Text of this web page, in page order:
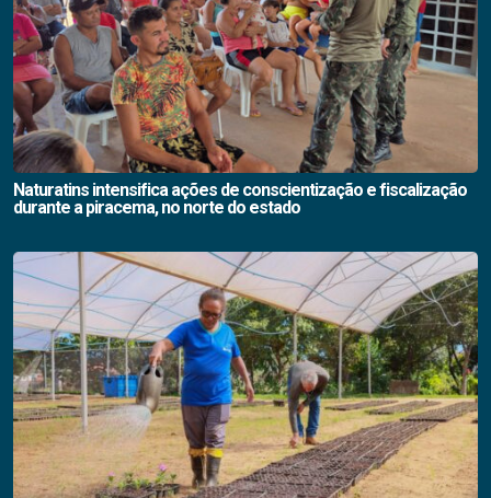
Naturatins intensifica ações de conscientização e fiscalização
durante a piracema, no norte do estado